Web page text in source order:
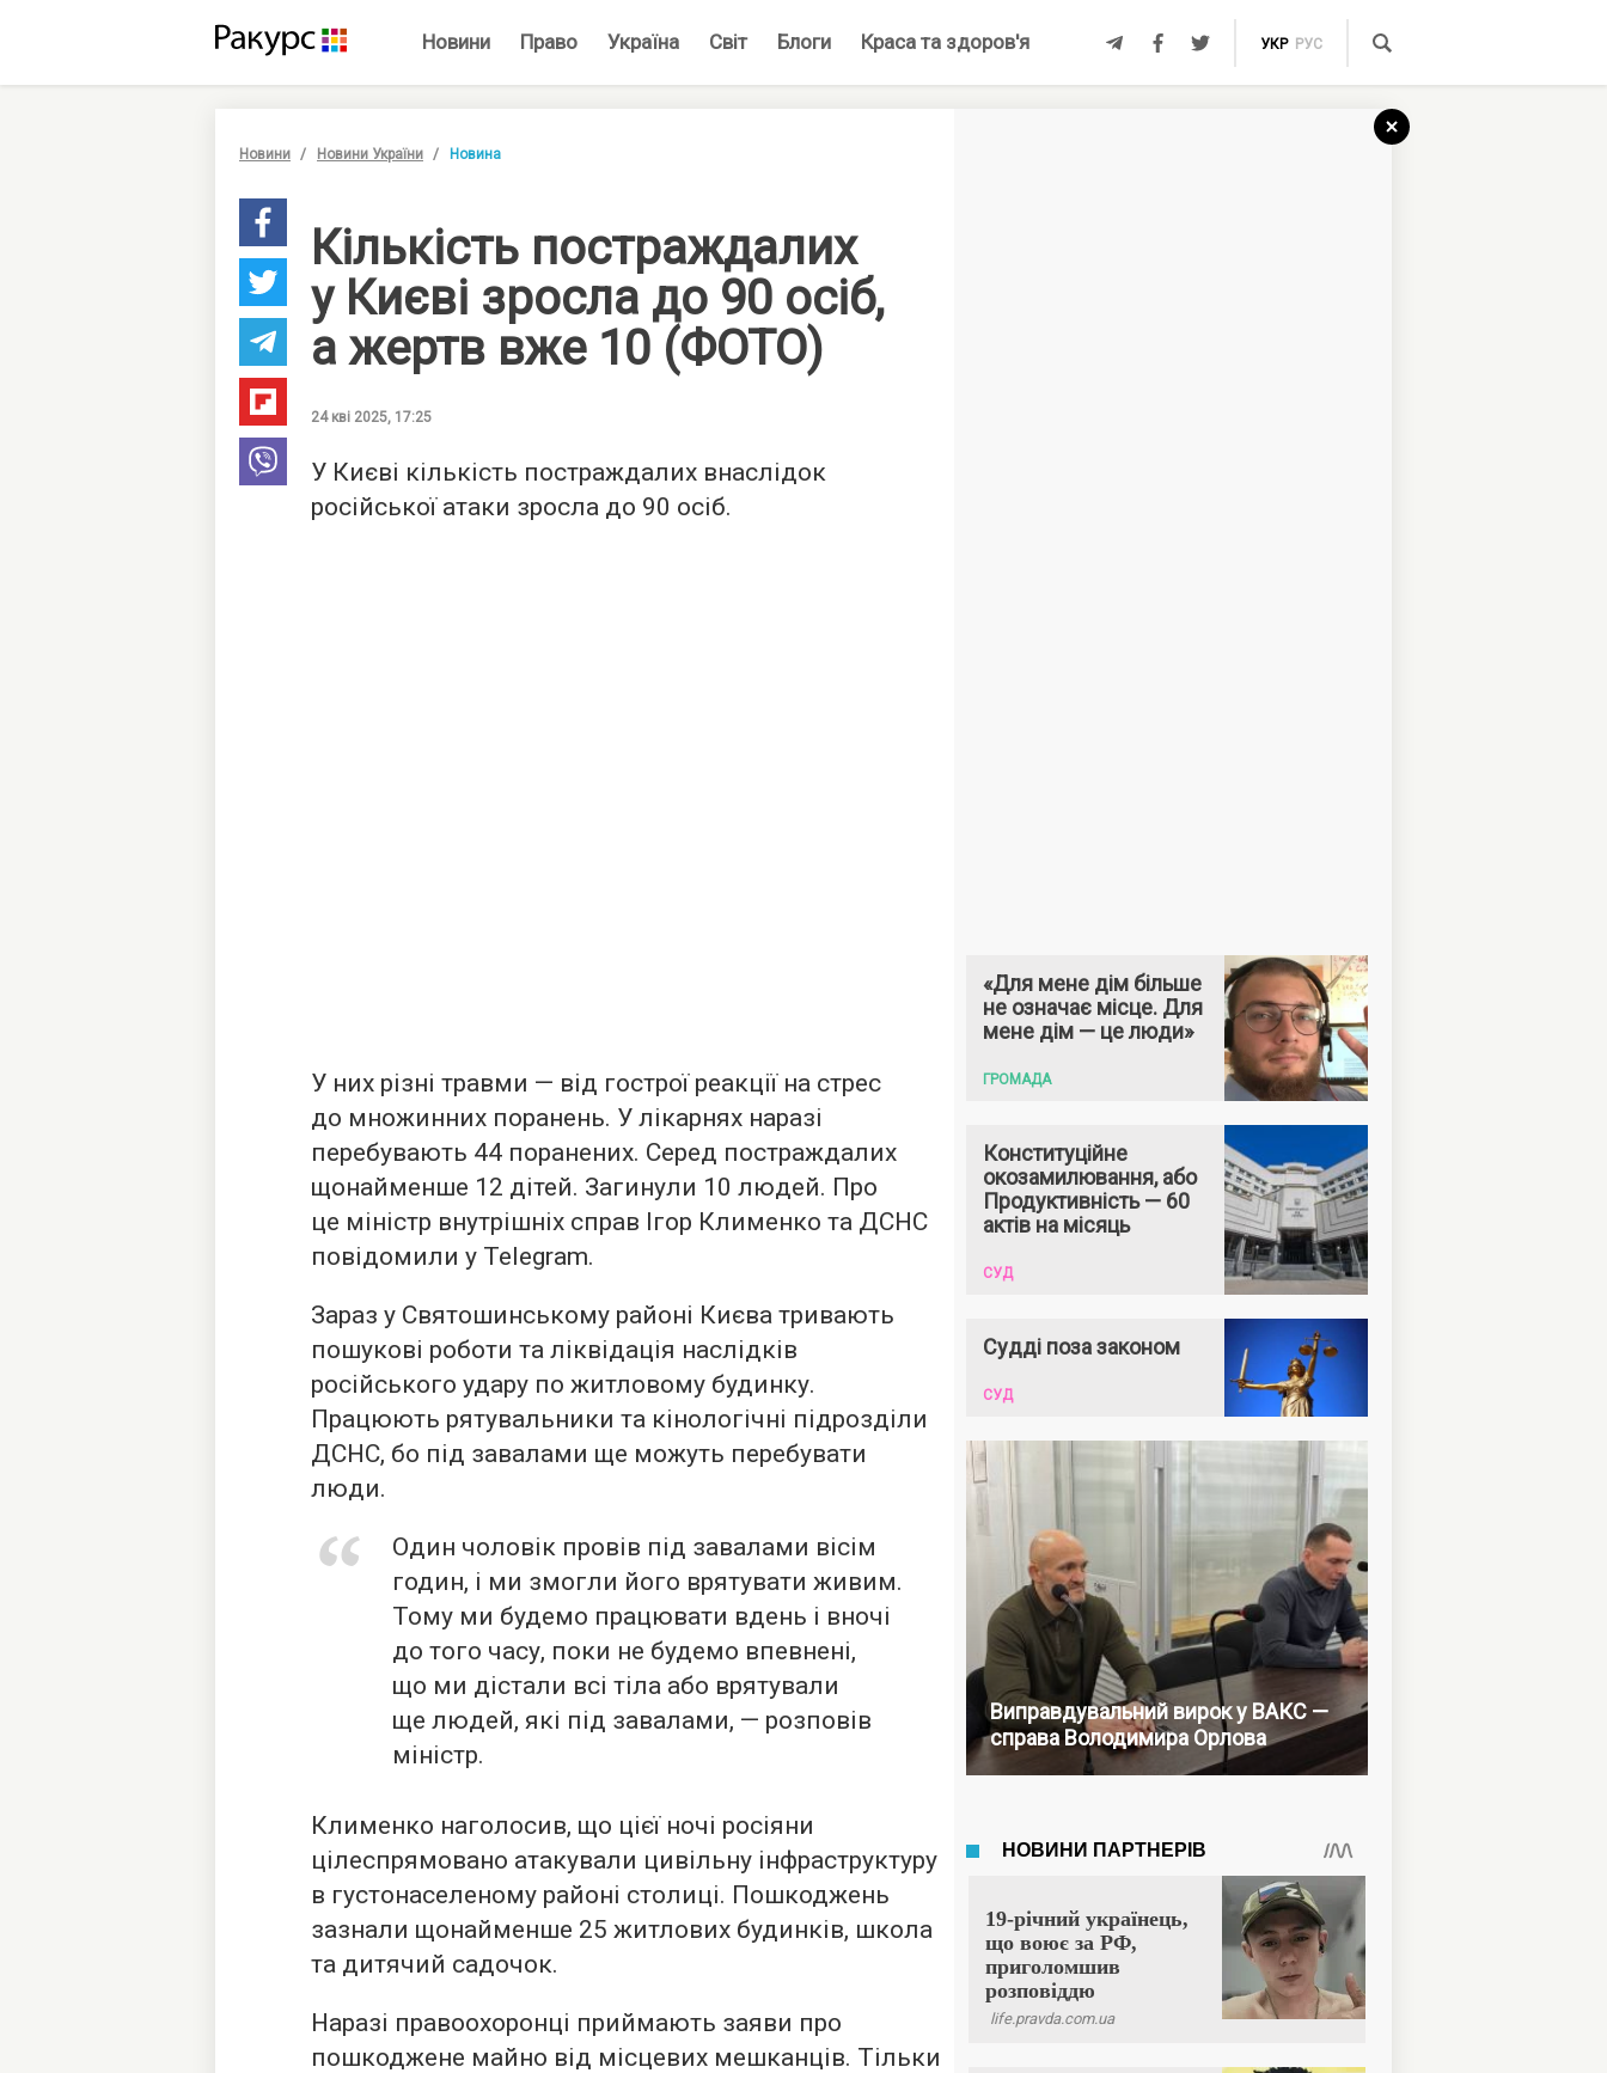
Новини Право Україна Світ Блоги Краса та здоров'я УКР РУС
Новини Новини України Новина
Кількість постраждалих
у Києві зросла до 90 осіб,
а жертв вже 10 (ФОТО)
24 кві 2025, 17:25
У Києві кількість постраждалих внаслідок
російської атаки зросла до 90 осіб.
У них різні травми — від гострої реакції на стрес
до множинних поранень. У лікарнях наразі
перебувають 44 поранених. Серед постраждалих
щонайменше 12 дітей. Загинули 10 людей. Про
це міністр внутрішніх справ Ігор Клименко та ДСНС
повідомили у Telegram.
Зараз у Святошинському районі Києва тривають
пошукові роботи та ліквідація наслідків
російського удару по житловому будинку.
Працюють рятувальники та кінологічні підрозділи
ДСНС, бо під завалами ще можуть перебувати
люди.
Один чоловік провів під завалами вісім
годин, і ми змогли його врятувати живим.
Тому ми будемо працювати вдень і вночі
до того часу, поки не будемо впевнені,
що ми дістали всі тіла або врятували
ще людей, які під завалами, — розповів
міністр.
Клименко наголосив, що цієї ночі росіяни
цілеспрямовано атакували цивільну інфраструктуру
в густонаселеному районі столиці. Пошкоджень
зазнали щонайменше 25 житлових будинків, школа
та дитячий садочок.
Наразі правоохоронці приймають заяви про
пошкоджене майно від місцевих мешканців. Тільки
«Для мене дім більше
не означає місце. Для
мене дім — це люди»
ГРОМАДА
Конституційне
окозамилювання, або
Продуктивність — 60
актів на місяць
СУД
Судді поза законом
СУД
Виправдувальний вирок у ВАКС —
справа Володимира Орлова